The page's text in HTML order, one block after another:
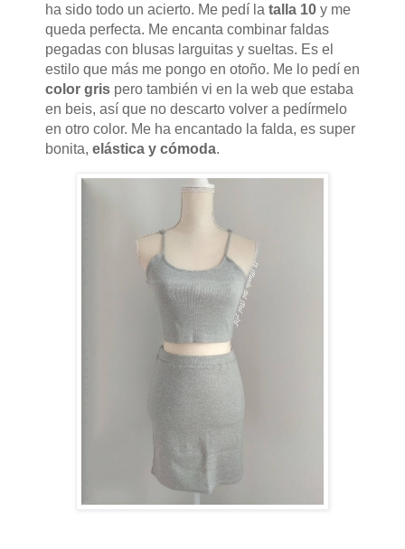
ha sido todo un acierto. Me pedí la talla 10y me
queda perfecta. Me encanta combinar faldas
pegadas con blusas larguitas y sueltas. Es el
estilo que más me pongo en otoño. Me lo pedí en
color grispero también vi en la web que estaba
en beis, así que no descarto volver a pedírmelo
en otro color. Me ha encantado la falda, es super
bonita, elástica y cómoda.